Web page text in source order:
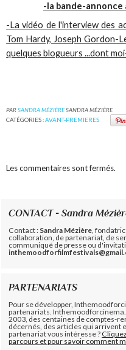
-la bande-
-La vidéo de l'interview des
Tom Hardy, Joseph Gordon-
quelques blogueurs ...dont
PARSANDRA MÉZIÈRESANDRA MÉZIÈRE
CATÉGORIES :AVANT-PREMIERES
Les commentaires sont fermés.
CONTACT - Sandra
Contact : Sandra Mézière ,
collaboration, de partenariat, de
communiqué de presse ou
PARTENARIATS
Pour se développer,
partenariats.
2003, des centaines de comptes-
décernés, des articles qui arrivent
partenariat vous intéresse ?
parcours et pour savoir comment